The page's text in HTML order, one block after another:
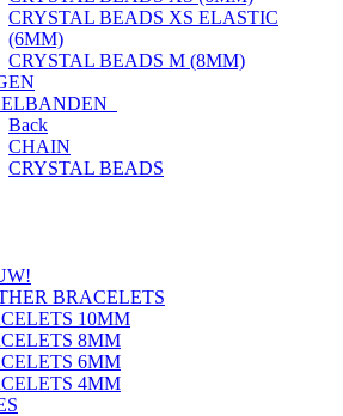
CRYSTAL BEADS XS ELASTIC
(6MM)
CRYSTAL BEADS M (8MM)
Back
CHAIN
CRYSTAL BEADS
BRACELETS
10MM
8MM
6MM
4MM